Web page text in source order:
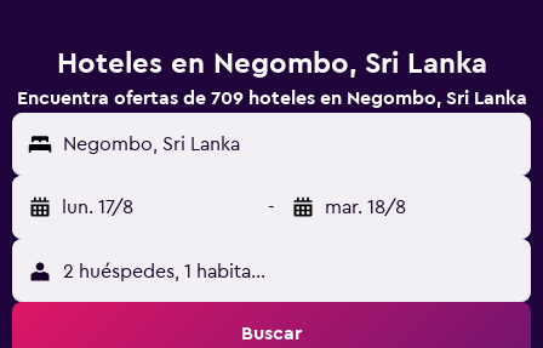
Hoteles en Negombo, Sri Lanka
Encuentra ofertas de 709 hoteles en Negombo, Sri Lanka
Negombo, Sri Lanka
lun. 17/8 - mar. 18/8
2 huéspedes, 1 habitación
Buscar